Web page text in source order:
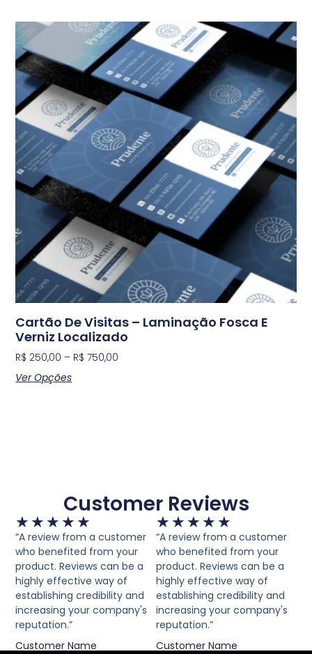
Início
Cartão De Visitas – Laminação Fosca E
Verniz Localizado
R$ 250,00 – R$ 750,00
Ver Opções
Customer Reviews
★ ★ ★ ★ ★
“A review from a customer
who benefited from your
product. Reviews can be a
highly effective way of
establishing credibility and
increasing your company's
reputation.”
Customer Name
★ ★ ★ ★ ★
“A review from a customer
who benefited from your
product. Reviews can be a
highly effective way of
establishing credibility and
increasing your company's
reputation.”
Customer Name